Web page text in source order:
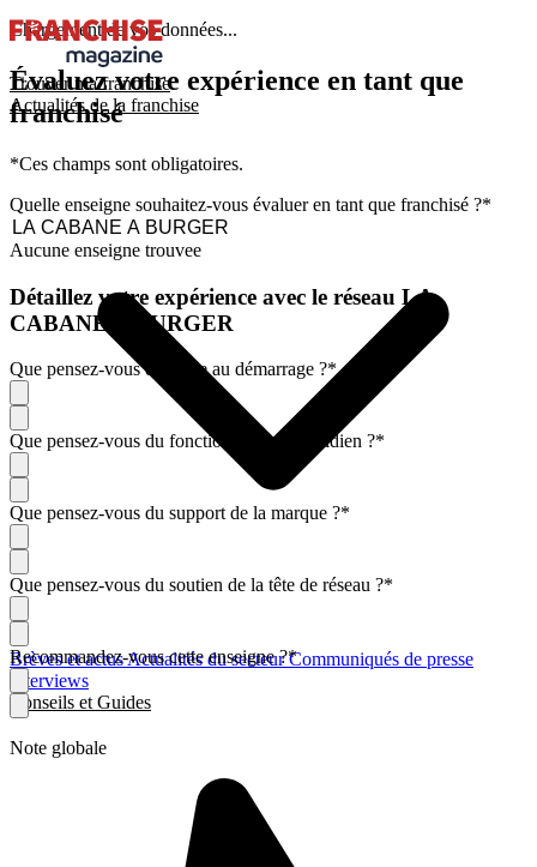
Trouver ma franchise
Actualités de la franchise
Brèves et actusActualités du secteurCommuniqués de presse
Interviews
Conseils et Guides
Chargement de vos données...
Évaluez votre expérience en tant que
franchisé
*Ces champs sont obligatoires.
Quelle enseigne souhaitez-vous évaluer en tant que franchisé ?*
Aucune enseigne trouvee
Détaillez votre expérience avec le réseau LA
CABANE A BURGER
Que pensez-vous de l'aide au démarrage ?*
Que pensez-vous du fonctionnement quotidien ?*
Que pensez-vous du support de la marque ?*
Que pensez-vous du soutien de la tête de réseau ?*
Recommandez-vous cette enseigne ?*
Note globale